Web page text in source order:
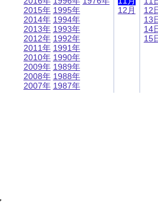
2015年
2014年
2013年
2012年
2011年
2010年
2009年
2008年
2007年
1995年
1994年
1993年
1992年
1991年
1990年
1989年
1988年
1987年
12月
12
13
14
15